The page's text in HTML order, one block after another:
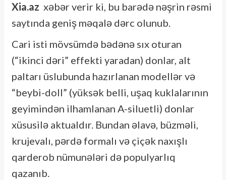
Xia.az xəbər verir ki, bu barədə nəşrin rəsmi
saytında geniş məqalə dərc olunub.
Cari isti mövsümdə bədənə sıx oturan
(“ikinci dəri” effekti yaradan) donlar, alt
paltarı üslubunda hazırlanan modellər və
“beybi-doll” (yüksək belli, uşaq kuklalarının
geyimindən ilhamlanan A-siluetli) donlar
xüsusilə aktualdır. Bundan əlavə, büzməli,
krujevalı, pərdə formalı və çiçək naxışlı
qarderob nümunələri də populyarlıq
qazanıb.